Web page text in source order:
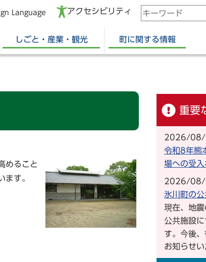
Language アクセシビリティ
検
キ
ー
しごと・産業・観光 町に関する情報
めること
ます。
重要
2026/
令和8年熊
場への受
2026/
氷川町の
現在、地
公共施設
す。今後
お知らせい